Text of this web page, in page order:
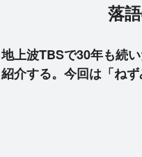
落
地上波TBSで30年も続
紹介する。今回は「ね